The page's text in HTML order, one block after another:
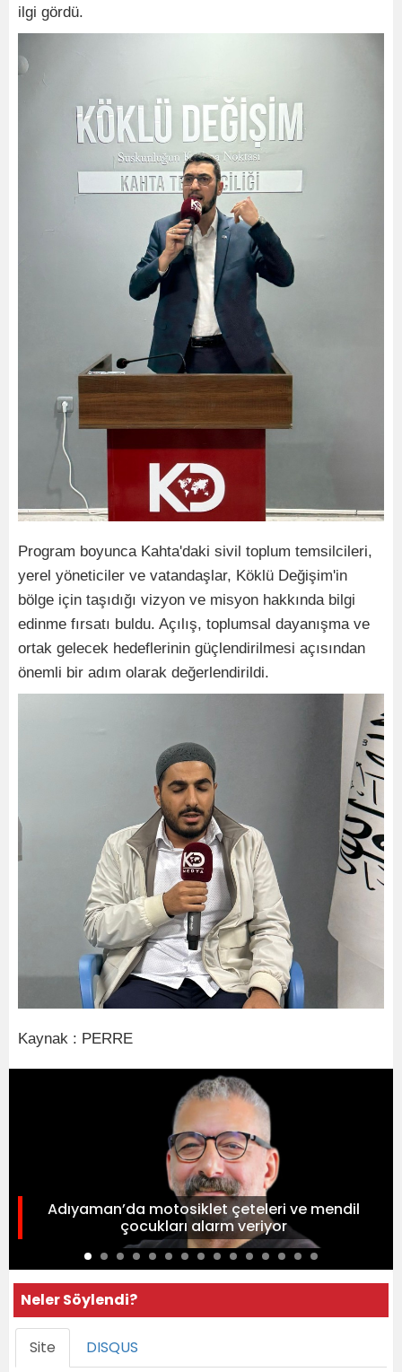
ilgi gördü.
Program boyunca Kahta'daki sivil toplum temsilcileri,
yerel yöneticiler ve vatandaşlar, Köklü Değişim'in
bölge için taşıdığı vizyon ve misyon hakkında bilgi
edinme fırsatı buldu. Açılış, toplumsal dayanışma ve
ortak gelecek hedeflerinin güçlendirilmesi açısından
önemli bir adım olarak değerlendirildi.
Kaynak : PERRE
Adıyaman’da motosiklet çeteleri ve mendil
çocukları alarm veriyor
Neler Söylendi?
Site DISQUS